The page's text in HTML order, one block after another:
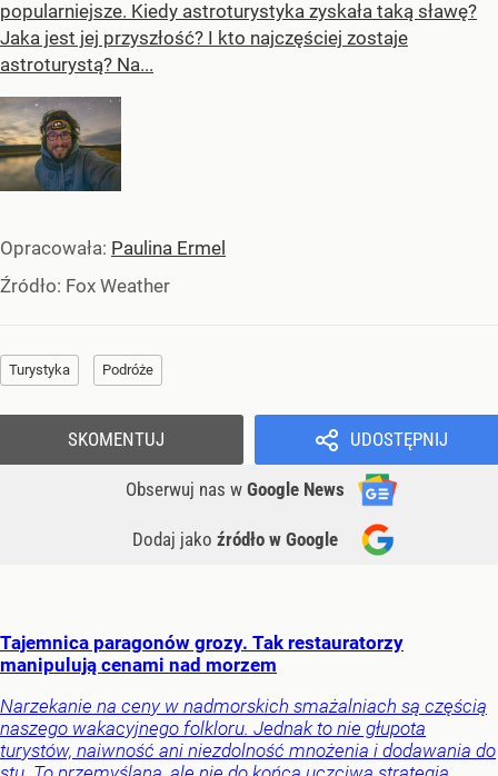
popularniejsze. Kiedy astroturystyka zyskała taką sławę?
Jaka jest jej przyszłość? I kto najczęściej zostaje
astroturystą? Na...
Opracowała: Paulina Ermel
Źródło: Fox Weather
Turystyka Podróże
UDOSTĘPNIJ
Obserwuj nas w Google News
Dodaj jako źródło w Google
SKOMENTUJ
Tajemnica paragonów grozy. Tak restauratorzy
manipulują cenami nad morzem
Narzekanie na ceny w nadmorskich smażalniach są częścią
naszego wakacyjnego folkloru. Jednak to nie głupota
turystów, naiwność ani niezdolność mnożenia i dodawania do